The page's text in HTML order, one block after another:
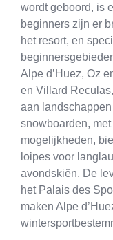
wordt geboord, is
beginners zijn er
het resort, en
Alpe d’Huez, Oz
en Villard
aan
snowboarden,
mogelijkheden,
loipes voor
avondskiën. De
het Palais des
maken Alpe